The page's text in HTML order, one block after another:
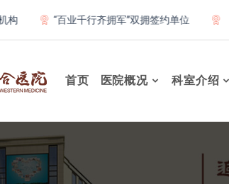
“百业千行齐拥军”双拥签约单位 北
首页 医院概况 科室介绍